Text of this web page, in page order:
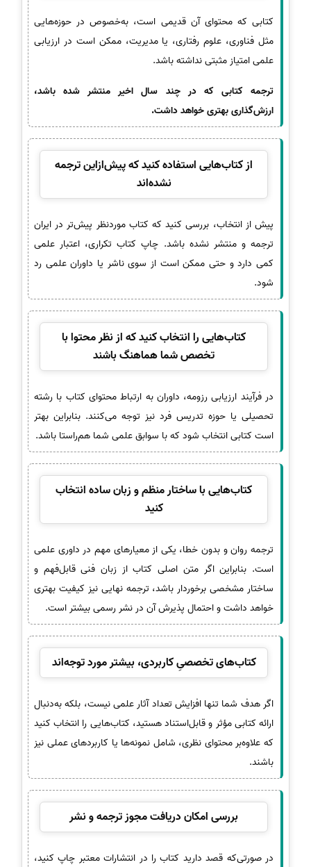
کتابی که محتوای آن قدیمی است، به‌خصوص در حوزه‌هایی
مثل فناوری، علوم رفتاری، یا مدیریت، ممکن است در ارزیابی
علمی امتیاز مثبتی نداشته باشد.
ترجمه کتابی که در چند سال اخیر منتشر شده باشد،
ارزش‌گذاری بهتری خواهد داشت.
از کتاب‌هایی استفاده کنید که پیش‌ازاین ترجمه
نشده‌اند
پیش از انتخاب، بررسی کنید که کتاب موردنظر پیش‌تر در ایران
ترجمه و منتشر نشده باشد. چاپ کتاب تکراری، اعتبار علمی
کمی دارد و حتی ممکن است از سوی ناشر یا داوران علمی رد
شود.
کتاب‌هایی را انتخاب کنید که از نظر محتوا با
تخصص شما هماهنگ باشند
در فرآیند ارزیابی رزومه، داوران به ارتباط محتوای کتاب با رشته
تحصیلی یا حوزه تدریس فرد نیز توجه می‌کنند. بنابراین بهتر
است کتابی انتخاب شود که با سوابق علمی شما هم‌راستا باشد.
کتاب‌هایی با ساختار منظم و زبان ساده انتخاب
کنید
ترجمه روان و بدون خطا، یکی از معیارهای مهم در داوری علمی
است. بنابراین اگر متن اصلی کتاب از زبان فنی قابل‌فهم و
ساختار مشخصی برخوردار باشد، ترجمه نهایی نیز کیفیت بهتری
خواهد داشت و احتمال پذیرش آن در نشر رسمی بیشتر است.
کتاب‌های تخصصیِ کاربردی، بیشتر مورد توجه‌اند
اگر هدف شما تنها افزایش تعداد آثار علمی نیست، بلکه به‌دنبال
ارائه کتابی مؤثر و قابل‌استناد هستید، کتاب‌هایی را انتخاب کنید
که علاوه‌بر محتوای نظری، شامل نمونه‌ها یا کاربردهای عملی نیز
باشند.
بررسی امکان دریافت مجوز ترجمه و نشر
در صورتی‌که قصد دارید کتاب را در انتشارات معتبر چاپ کنید،